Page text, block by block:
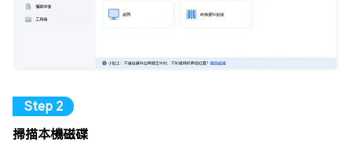
掃描本機磁碟